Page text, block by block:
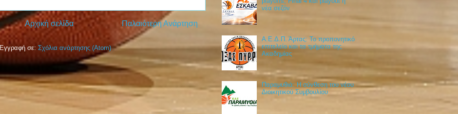
Παλαιότερη Ανάρτηση
Αρχική σελίδα
Εγγραφή σε: Σχόλια ανάρτησης (Atom)
νέα σεζόν
Α.Ε.Δ.Π. Άρτας: Το προπονητικό
επιτελείο και τα τμήματα της
Ακαδημίας
Παραμυθιά: Η σύνθεση του νέου
Διοικητικού Συμβουλίου